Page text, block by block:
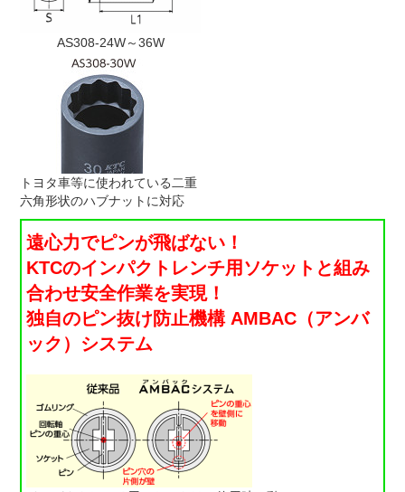
AS308-24W～36W
トヨタ車等に使われている二重
六角形状のハブナットに対応
遠心力でピンが飛ばない！
KTCのインパクトレンチ用ソケットと組み
合わせ安全作業を実現！
独自のピン抜け防止機構 AMBAC（アンバ
ック）システム